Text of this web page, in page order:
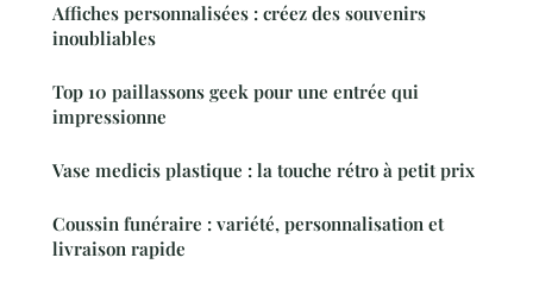
Affiches personnalisées : créez des souvenirs
inoubliables
Top 10 paillassons geek pour une entrée qui
impressionne
Vase medicis plastique : la touche rétro à petit prix
Coussin funéraire : variété, personnalisation et
livraison rapide